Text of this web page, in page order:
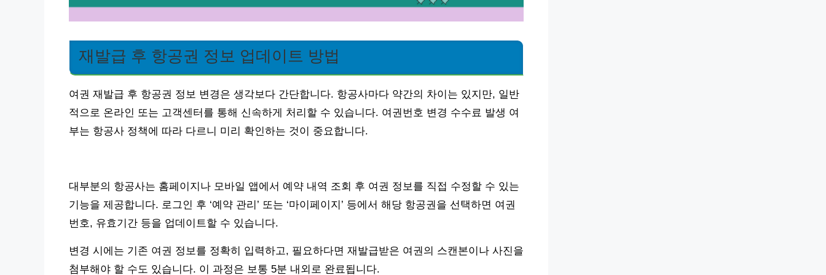
재발급 후 항공권 정보 업데이트 방법
여권 재발급 후 항공권 정보 변경은 생각보다 간단합니다. 항공사마다 약간의 차이는 있지만, 일반
적으로 온라인 또는 고객센터를 통해 신속하게 처리할 수 있습니다. 여권번호 변경 수수료 발생 여
부는 항공사 정책에 따라 다르니 미리 확인하는 것이 중요합니다.
대부분의 항공사는 홈페이지나 모바일 앱에서 예약 내역 조회 후 여권 정보를 직접 수정할 수 있는
기능을 제공합니다. 로그인 후 ‘예약 관리’ 또는 ‘마이페이지’ 등에서 해당 항공권을 선택하면 여권
번호, 유효기간 등을 업데이트할 수 있습니다.
변경 시에는 기존 여권 정보를 정확히 입력하고, 필요하다면 재발급받은 여권의 스캔본이나 사진을
첨부해야 할 수도 있습니다. 이 과정은 보통 5분 내외로 완료됩니다.